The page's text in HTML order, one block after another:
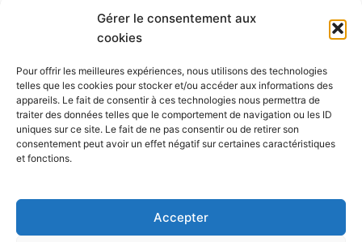
Gérer le consentement aux
cookies
Pour offrir les meilleures expériences, nous utilisons des technologies
telles que les cookies pour stocker et/ou accéder aux informations des
appareils. Le fait de consentir à ces technologies nous permettra de
traiter des données telles que le comportement de navigation ou les ID
uniques sur ce site. Le fait de ne pas consentir ou de retirer son
consentement peut avoir un effet négatif sur certaines caractéristiques
et fonctions.
Accepter
CafeGraffiti_T-SHIRT
T-Shirt Cowboy
plusieurs
options
peuvent
être
choisies
page
du
produit
CafeGraffiti_T-SHIRT
T-Shirt Trans
page